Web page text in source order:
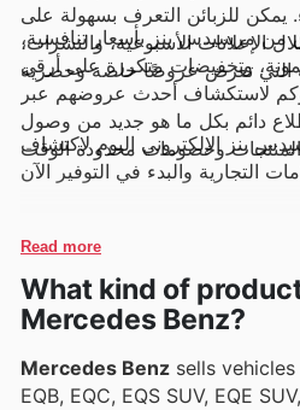
يمكن للزبائن التعرف بسهولة على
الإعلانات الأسبوعية، والنشرات،
من مرسيدس بنز بأسعار تنافسية،
وتخفيضات متكررة على أرقى
لاستكشاف أحدث عروضهم عبر
دائم بكل ما هو جديد من وصول
بنز الإلكتروني اليوم لاكتشاف
Read more
What kind of
Mercedes Benz?
Mercedes Benz sells
EQB, EQC, EQS SUV, EQE